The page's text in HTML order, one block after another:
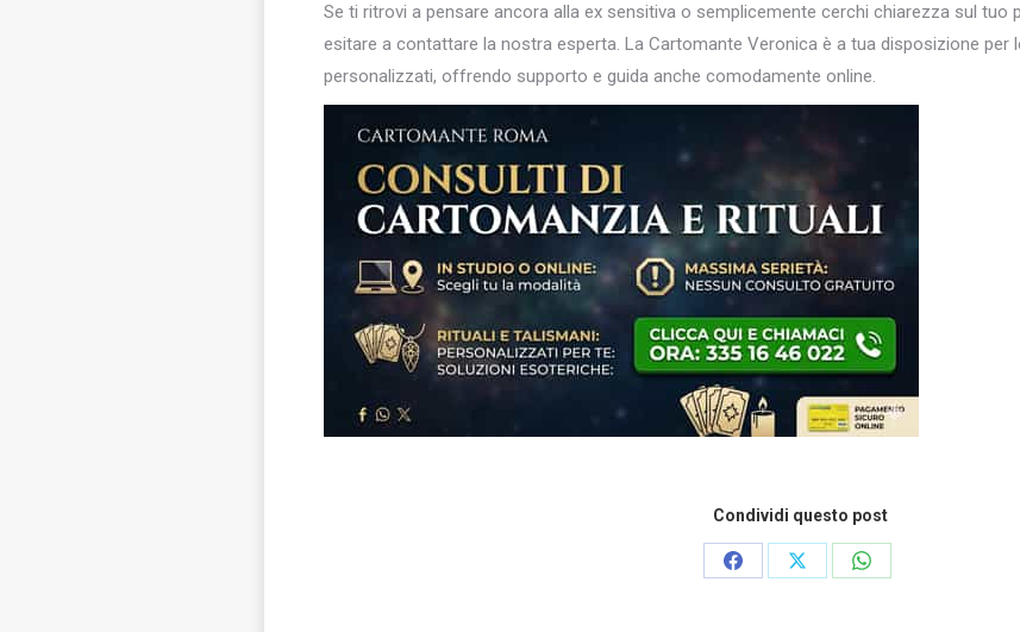
Se ti ritrovi a pensare ancora alla ex sensitiva o semplicemente cerchi chiarezza sul tuo
esitare a contattare la nostra esperta. La Cartomante Veronica è a tua disposizione per
personalizzati, offrendo supporto e guida anche comodamente online.
Condividi questo post
CondividiCondividiCondividi